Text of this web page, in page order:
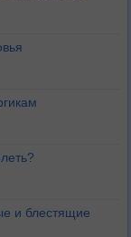
и блестящие